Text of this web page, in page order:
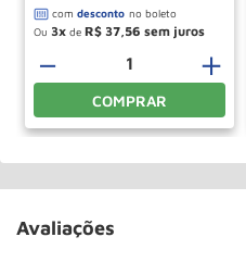
Ou 3 de R$ 37,56
＋
－
COMPRAR
Avaliações